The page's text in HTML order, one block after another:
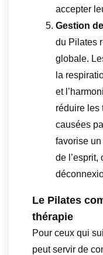
accepter
Gestion
du Pilates
globale.
la
et
réduire les
causées
favorise
de l’esprit,
Le Pilates
thérapie
Pour ceux qui
peut servir de